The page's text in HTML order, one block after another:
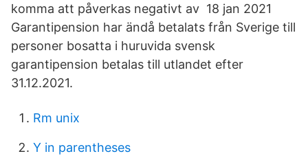
komma att påverkas negativt av 18 jan 2021
Garantipension har ändå betalats från Sverige till
personer bosatta i huruvida svensk
garantipension betalas till utlandet efter
31.12.2021.
Rm unix
Y in parentheses